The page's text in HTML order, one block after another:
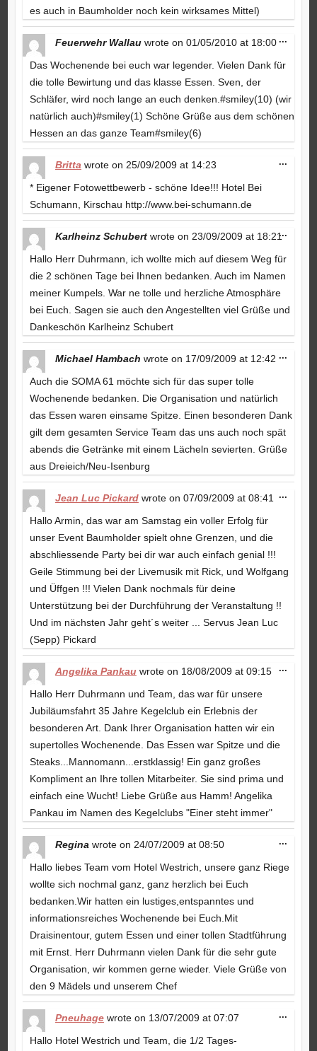
es auch in Baumholder noch kein wirksames Mittel)
Feuerwehr Wallau wrote on 01/05/2010 at 18:00
Das Wochenende bei euch war legender. Vielen Dank für
die tolle Bewirtung und das klasse Essen. Sven, der
Schläfer, wird noch lange an euch denken.#smiley(10) (wir
natürlich auch)#smiley(1) Schöne Grüße aus dem schönen
Hessen an das ganze Team#smiley(6)
...
Britta wrote on 25/09/2009 at 14:23
* Eigener Fotowettbewerb - schöne Idee!!! Hotel Bei
Schumann, Kirschau http://www.bei-schumann.de
...
Karlheinz Schubert wrote on 23/09/2009 at 18:21
Hallo Herr Duhrmann, ich wollte mich auf diesem Weg für
die 2 schönen Tage bei Ihnen bedanken. Auch im Namen
meiner Kumpels. War ne tolle und herzliche Atmosphäre
bei Euch. Sagen sie auch den Angestellten viel Grüße und
Dankeschön Karlheinz Schubert
...
Michael Hambach wrote on 17/09/2009 at 12:42
Auch die SOMA 61 möchte sich für das super tolle
Wochenende bedanken. Die Organisation und natürlich
das Essen waren einsame Spitze. Einen besonderen Dank
gilt dem gesamten Service Team das uns auch noch spät
abends die Getränke mit einem Lächeln sevierten. Grüße
aus Dreieich/Neu-Isenburg
...
Jean Luc Pickard wrote on 07/09/2009 at 08:41
Hallo Armin, das war am Samstag ein voller Erfolg für
unser Event Baumholder spielt ohne Grenzen, und die
abschliessende Party bei dir war auch einfach genial !!!
Geile Stimmung bei der Livemusik mit Rick, und Wolfgang
und Üffgen !!! Vielen Dank nochmals für deine
Unterstützung bei der Durchführung der Veranstaltung !!
Und im nächsten Jahr geht´s weiter ... Servus Jean Luc
(Sepp) Pickard
...
Angelika Pankau wrote on 18/08/2009 at 09:15
Hallo Herr Duhrmann und Team, das war für unsere
Jubiläumsfahrt 35 Jahre Kegelclub ein Erlebnis der
besonderen Art. Dank Ihrer Organisation hatten wir ein
supertolles Wochenende. Das Essen war Spitze und die
Steaks...Mannomann...erstklassig! Ein ganz großes
Kompliment an Ihre tollen Mitarbeiter. Sie sind prima und
einfach eine Wucht! Liebe Grüße aus Hamm! Angelika
Pankau im Namen des Kegelclubs "Einer steht immer"
...
Regina wrote on 24/07/2009 at 08:50
Hallo liebes Team vom Hotel Westrich, unsere ganz Riege
wollte sich nochmal ganz, ganz herzlich bei Euch
bedanken.Wir hatten ein lustiges,entspanntes und
informationsreiches Wochenende bei Euch.Mit
Draisinentour, gutem Essen und einer tollen Stadtführung
mit Ernst. Herr Duhrmann vielen Dank für die sehr gute
Organisation, wir kommen gerne wieder. Viele Grüße von
den 9 Mädels und unserem Chef
...
Pneuhage wrote on 13/07/2009 at 07:07
Hallo Hotel Westrich und Team, die 1/2 Tages-
...